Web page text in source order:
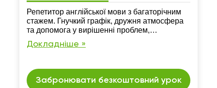
Репетитор англійської мови з багаторічним
стажем. Гнучкий графік, дружня атмосфера
та допомога у вирішенні проблем,
пов’язаних з англійською гарантовано.
Заняття проходять лише онлайн.
Докладніше »
Забронювати безкоштовний урок